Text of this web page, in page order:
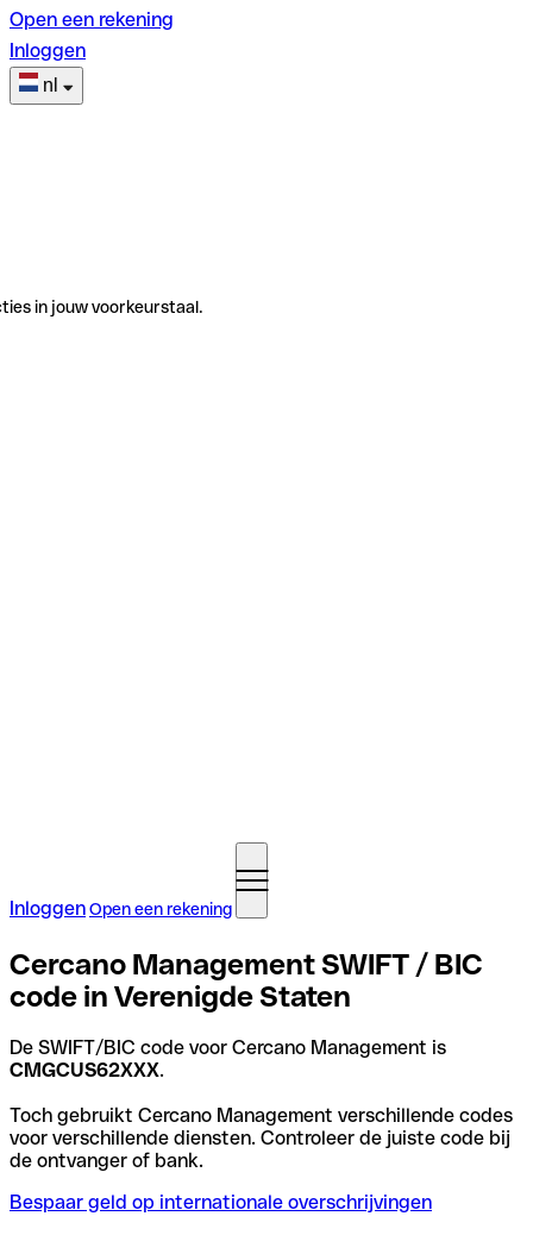
Open een rekening
Inloggen
nl
in jouw voorkeurstaal.
InloggenOpen een rekening
Cercano Management SWIFT / BIC
code in Verenigde Staten
De SWIFT/BIC code voor Cercano Management is
CMGCUS62XXX.
Toch gebruikt Cercano Management verschillende codes
voor verschillende diensten. Controleer de juiste code bij
de ontvanger of bank.
Bespaar geld op internationale overschrijvingen